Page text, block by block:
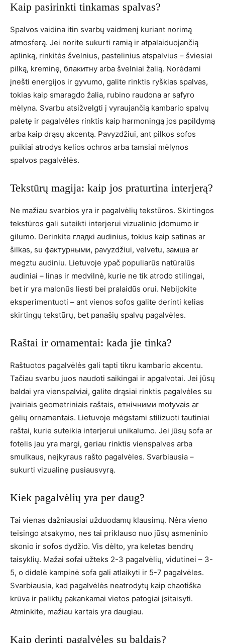
Kaip pasirinkti tinkamas spalvas?
Spalvos vaidina itin svarbų vaidmenį kuriant norimą
atmosferą. Jei norite sukurti ramią ir atpalaiduojančią
aplinką, rinkitės švelnius, pastelinius atspalvius – šviesiai
pilką, kreminę, блакитну arba švelniai žalią. Norėdami
įnešti energijos ir gyvumo, galite rinktis ryškias spalvas,
tokias kaip smaragdo žalia, rubino raudona ar safyro
mėlyna. Svarbu atsižvelgti į vyraujančią kambario spalvų
paletę ir pagalvėles rinktis kaip harmoningą jos papildymą
arba kaip drąsų akcentą. Pavyzdžiui, ant pilkos sofos
puikiai atrodys kelios ochros arba tamsiai mėlynos
spalvos pagalvėlės.
Tekstūrų magija: kaip jos praturtina interjerą?
Ne mažiau svarbios yra ir pagalvėlių tekstūros. Skirtingos
tekstūros gali suteikti interjerui vizualinio įdomumo ir
gilumo. Derinkite гладкі audinius, tokius kaip satinas ar
šilkas, su фактурными, pavyzdžiui, velvetu, замша ar
megztu audiniu. Lietuvoje ypač populiarūs natūralūs
audiniai – linas ir medvilnė, kurie ne tik atrodo stilingai,
bet ir yra malonūs liesti bei pralaidūs orui. Nebijokite
eksperimentuoti – ant vienos sofos galite derinti kelias
skirtingų tekstūrų, bet panašių spalvų pagalvėles.
Raštai ir ornamentai: kada jie tinka?
Raštuotos pagalvėlės gali tapti tikru kambario akcentu.
Tačiau svarbu juos naudoti saikingai ir apgalvotai. Jei jūsų
baldai yra vienspalviai, galite drąsiai rinktis pagalvėles su
įvairiais geometriniais raštais, етнічними motyvais ar
gėlių ornamentais. Lietuvoje mėgstami stilizuoti tautiniai
raštai, kurie suteikia interjerui unikalumo. Jei jūsų sofa ar
fotelis jau yra margi, geriau rinktis vienspalves arba
smulkaus, neįkyraus rašto pagalvėles. Svarbiausia –
sukurti vizualinę pusiausvyrą.
Kiek pagalvėlių yra per daug?
Tai vienas dažniausiai užduodamų klausimų. Nėra vieno
teisingo atsakymo, nes tai priklauso nuo jūsų asmeninio
skonio ir sofos dydžio. Vis dėlto, yra keletas bendrų
taisyklių. Mažai sofai užteks 2-3 pagalvėlių, vidutinei – 3-
5, o didelė kampinė sofa gali atlaikyti ir 5-7 pagalvėles.
Svarbiausia, kad pagalvėlės neatrodytų kaip chaotiška
krūva ir paliktų pakankamai vietos patogiai įsitaisyti.
Atminkite, mažiau kartais yra daugiau.
Kaip derinti pagalvėles su baldais?